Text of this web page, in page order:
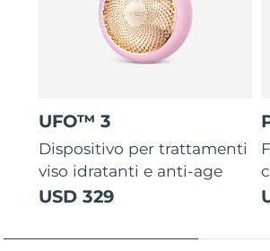
UFO™ 3
Dispositivo per trattamenti
viso idratanti e anti-age
USD 329